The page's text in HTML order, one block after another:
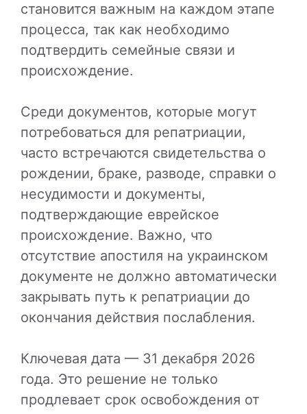
становится важным на каждом этапе
процесса, так как необходимо
подтвердить семейные связи и
происхождение.
Среди документов, которые могут
потребоваться для репатриации,
часто встречаются свидетельства о
рождении, браке, разводе, справки о
несудимости и документы,
подтверждающие еврейское
происхождение. Важно, что
отсутствие апостиля на украинском
документе не должно автоматически
закрывать путь к репатриации до
окончания действия послабления.
Ключевая дата — 31 декабря 2026
года. Это решение не только
продлевает срок освобождения от